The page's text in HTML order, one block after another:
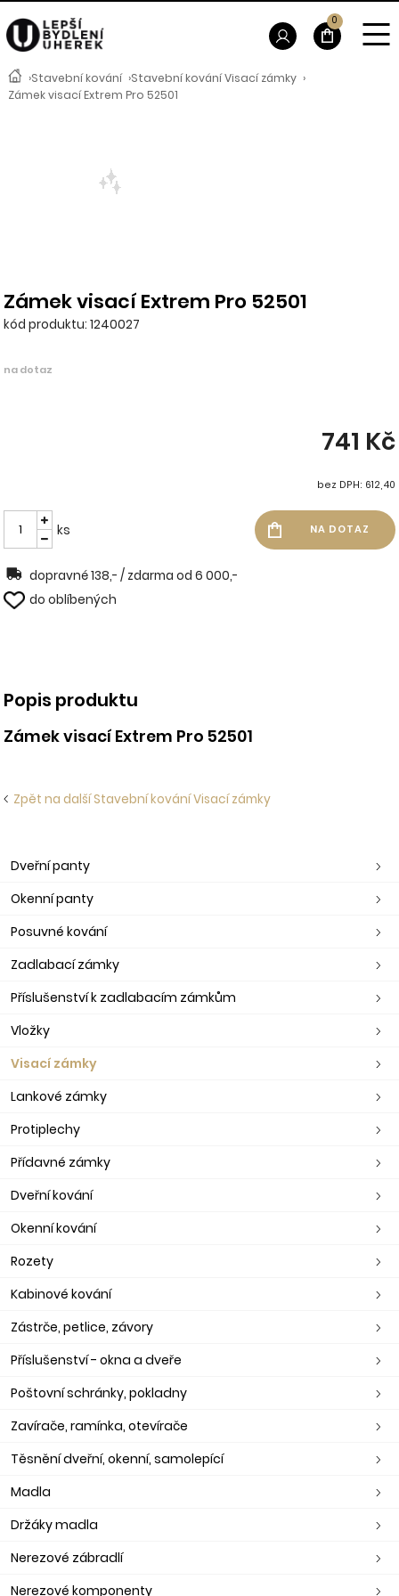
›Stavební kování ›Stavební kování Visací zámky ›
Zámek visací Extrem Pro 52501
Zámek visací Extrem Pro 52501
kód produktu: 1240027
na dotaz
741 Kč
bez DPH: 612,40
ks
dopravné 138,- / zdarma od 6 000,-
do oblíbených
Popis produktu
Zámek visací Extrem Pro 52501
Zpět na další Stavební kování Visací zámky
Dveřní panty
Okenní panty
Posuvné kování
Zadlabací zámky
Příslušenství k zadlabacím zámkům
Vložky
Visací zámky
Lankové zámky
Protiplechy
Přídavné zámky
Dveřní kování
Okenní kování
Rozety
Kabinové kování
Zástrče, petlice, závory
Příslušenství - okna a dveře
Poštovní schránky, pokladny
Zavírače, ramínka, otevírače
Těsnění dveřní, okenní, samolepící
Madla
Držáky madla
Nerezové zábradlí
Nerezové komponenty
0